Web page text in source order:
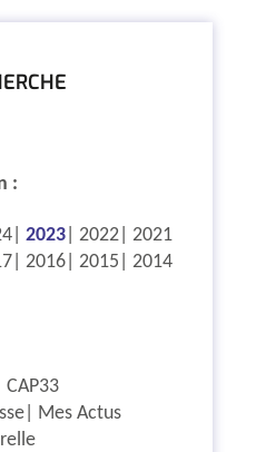
:
2023 2022
2021
2016 2015
2014
CAP33
Mes Actus